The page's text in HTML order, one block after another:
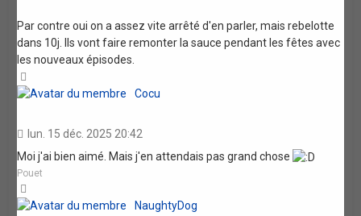
Par contre oui on a assez vite arrêté d'en parler, mais rebelotte
dans 10j. Ils vont faire remonter la sauce pendant les fêtes avec
les nouveaux épisodes.
Cocu
lun. 15 déc. 2025 20:42
Moi j'ai bien aimé. Mais j'en attendais pas grand chose
Pouet
NaughtyDog